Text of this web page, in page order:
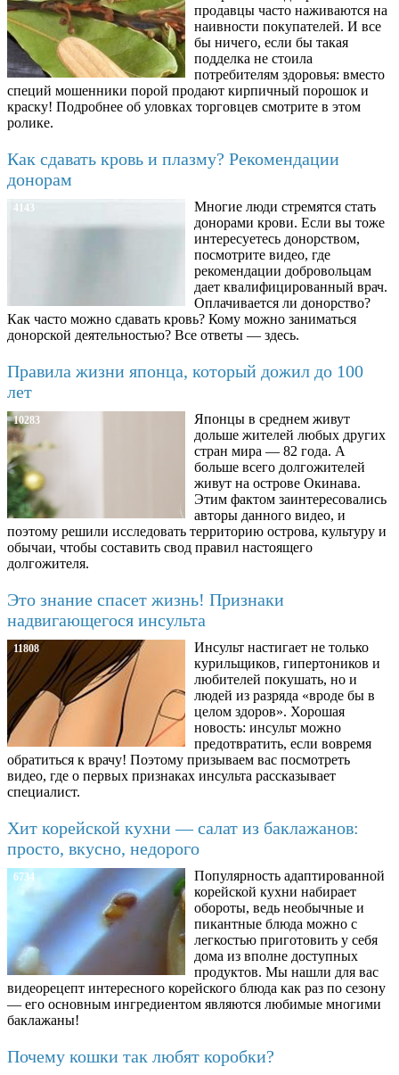
продавцы часто наживаются на
наивности покупателей. И все
бы ничего, если бы такая
подделка не стоила
потребителям здоровья: вместо
специй мошенники порой продают кирпичный порошок и
краску! Подробнее об уловках торговцев смотрите в этом
ролике.
Как сдавать кровь и плазму? Рекомендации
донорам
4143
Многие люди стремятся стать
донорами крови. Если вы тоже
интересуетесь донорством,
посмотрите видео, где
рекомендации добровольцам
дает квалифицированный врач.
Оплачивается ли донорство?
Как часто можно сдавать кровь? Кому можно заниматься
донорской деятельностью? Все ответы — здесь.
Правила жизни японца, который дожил до 100
лет
10283
Японцы в среднем живут
дольше жителей любых других
стран мира — 82 года. А
больше всего долгожителей
живут на острове Окинава.
Этим фактом заинтересовались
авторы данного видео, и
поэтому решили исследовать территорию острова, культуру и
обычаи, чтобы составить свод правил настоящего
долгожителя.
Это знание спасет жизнь! Признаки
надвигающегося инсульта
11808
Инсульт настигает не только
курильщиков, гипертоников и
любителей покушать, но и
людей из разряда «вроде бы в
целом здоров». Хорошая
новость: инсульт можно
предотвратить, если вовремя
обратиться к врачу! Поэтому призываем вас посмотреть
видео, где о первых признаках инсульта рассказывает
специалист.
Хит корейской кухни — салат из баклажанов:
просто, вкусно, недорого
6734
Популярность адаптированной
корейской кухни набирает
обороты, ведь необычные и
пикантные блюда можно с
легкостью приготовить у себя
дома из вполне доступных
продуктов. Мы нашли для вас
видеорецепт интересного корейского блюда как раз по сезону
— его основным ингредиентом являются любимые многими
баклажаны!
Почему кошки так любят коробки?